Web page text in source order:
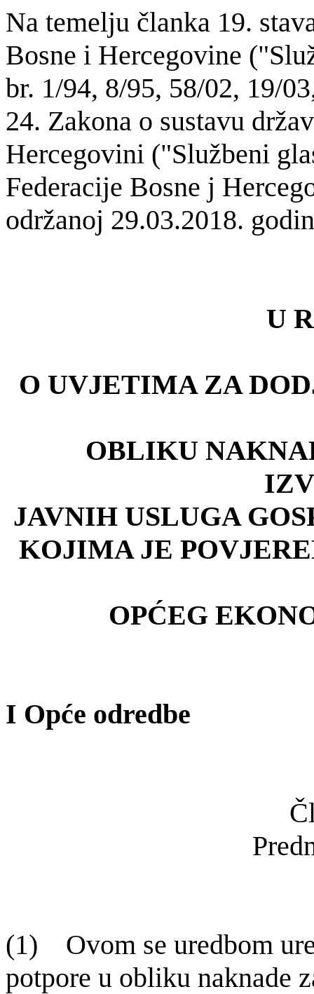
Na temelju članka 19.
Bosne i Hercegovine
br. 1/94, 8/95, 58/02, 19/
24. Zakona o sustavu
Hercegovini ("Službeni
Federacije Bosne j
održanoj 29.03.2018.
U
O UVJETIMA ZA
OBLIKU
JAVNIH USLUGA
KOJIMA JE
OPĆEG
I Opće odredbe
(1) Ovom se uredbom
potpore u obliku naknade